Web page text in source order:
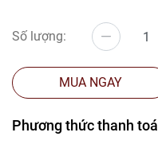
Số lượng:
MUA NGAY
Phương thức thanh